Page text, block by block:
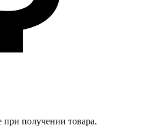
при получении товара.